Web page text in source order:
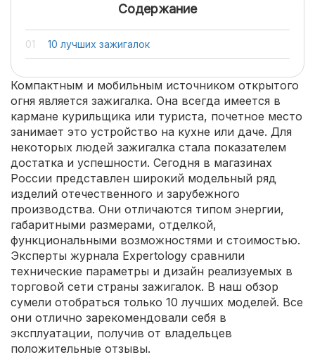
Содержание
10 лучших зажигалок
Компактным и мобильным источником открытого
огня является зажигалка. Она всегда имеется в
кармане курильщика или туриста, почетное место
занимает это устройство на кухне или даче. Для
некоторых людей зажигалка стала показателем
достатка и успешности. Сегодня в магазинах
России представлен широкий модельный ряд
изделий отечественного и зарубежного
производства. Они отличаются типом энергии,
габаритными размерами, отделкой,
функциональными возможностями и стоимостью.
Эксперты журнала Expertology сравнили
технические параметры и дизайн реализуемых в
торговой сети страны зажигалок. В наш обзор
сумели отобраться только 10 лучших моделей. Все
они отлично зарекомендовали себя в
эксплуатации, получив от владельцев
положительные отзывы.